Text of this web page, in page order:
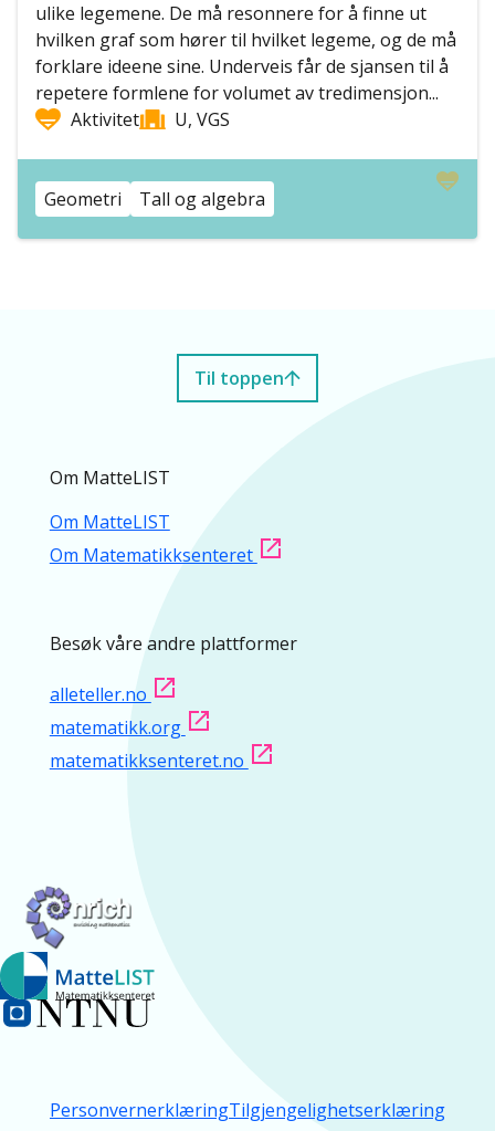
ulike legemene. De må resonnere for å finne ut
hvilken graf som hører til hvilket legeme, og de må
forklare ideene sine. Underveis får de sjansen til å
repetere formlene for volumet av tredimensjon...
Aktivitet
U, VGS
Geometri Tall og algebra
Til toppen
Om MatteLIST
Om MatteLIST
Om Matematikksenteret
Besøk våre andre plattformer
alleteller.no
matematikk.org
matematikksenteret.no
PersonvernerklæringTilgjengelighetserklæring